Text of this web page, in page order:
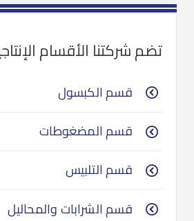
تضم شركتنا الأقسام
قسم الكبسول
قسم المضغوطات
قسم التلبيس
قسم الشرابات والمحاليل